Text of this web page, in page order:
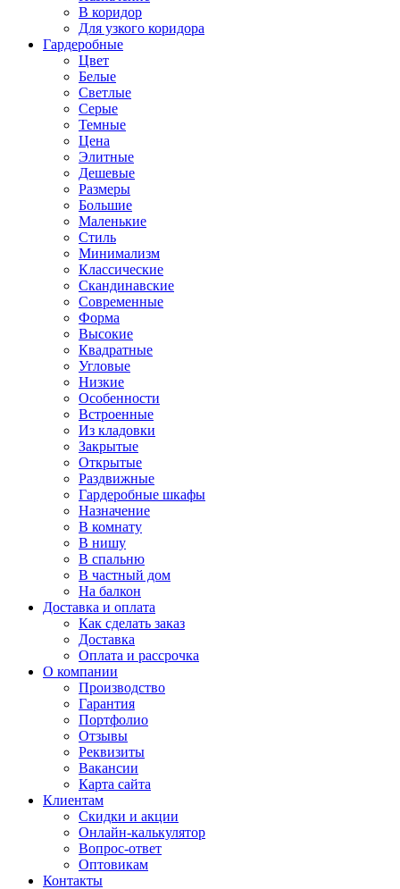
В коридор
Для узкого коридора
Гардеробные
Цвет
Белые
Светлые
Серые
Темные
Цена
Элитные
Дешевые
Размеры
Большие
Маленькие
Стиль
Минимализм
Классические
Скандинавские
Современные
Форма
Высокие
Квадратные
Угловые
Низкие
Особенности
Встроенные
Из кладовки
Закрытые
Открытые
Раздвижные
Гардеробные шкафы
Назначение
В комнату
В нишу
В спальню
В частный дом
На балкон
Доставка и оплата
Как сделать заказ
Доставка
Оплата и рассрочка
О компании
Производство
Гарантия
Портфолио
Отзывы
Реквизиты
Вакансии
Карта сайта
Клиентам
Скидки и акции
Онлайн-калькулятор
Вопрос-ответ
Оптовикам
Контакты